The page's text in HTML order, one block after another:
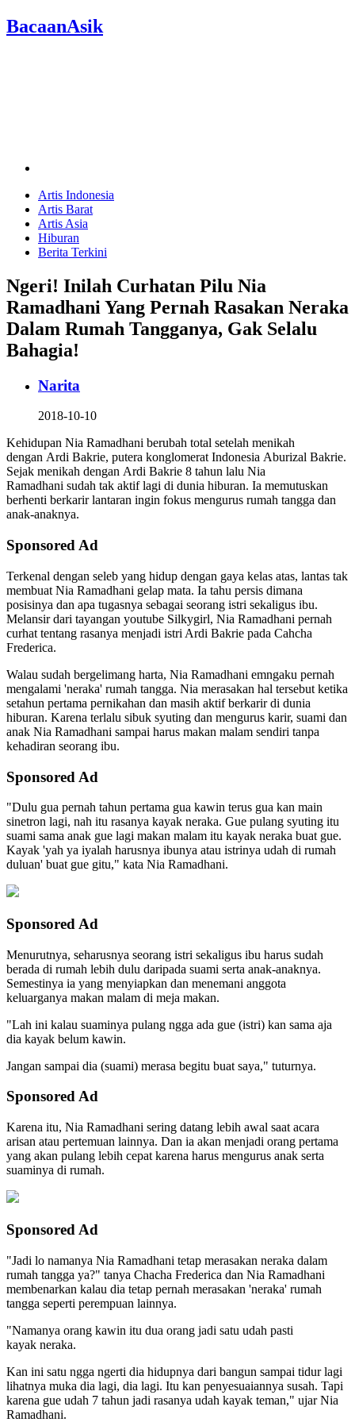
BacaanAsik
Artis Indonesia
Artis Barat
Artis Asia
Hiburan
Berita Terkini
Ngeri! Inilah Curhatan Pilu Nia
Ramadhani Yang Pernah Rasakan Neraka
Dalam Rumah Tangganya, Gak Selalu
Bahagia!
Narita
2018-10-10
Kehidupan Nia Ramadhani berubah total setelah menikah
dengan Ardi Bakrie, putera konglomerat Indonesia Aburizal Bakrie.
Sejak menikah dengan Ardi Bakrie 8 tahun lalu Nia
Ramadhani sudah tak aktif lagi di dunia hiburan. Ia memutuskan
berhenti berkarir lantaran ingin fokus mengurus rumah tangga dan
anak-anaknya.
Sponsored Ad
Terkenal dengan seleb yang hidup dengan gaya kelas atas, lantas tak
membuat Nia Ramadhani gelap mata. Ia tahu persis dimana
posisinya dan apa tugasnya sebagai seorang istri sekaligus ibu.
Melansir dari tayangan youtube Silkygirl, Nia Ramadhani pernah
curhat tentang rasanya menjadi istri Ardi Bakrie pada Cahcha
Frederica.
Walau sudah bergelimang harta, Nia Ramadhani emngaku pernah
mengalami 'neraka' rumah tangga. Nia merasakan hal tersebut ketika
setahun pertama pernikahan dan masih aktif berkarir di dunia
hiburan. Karena terlalu sibuk syuting dan mengurus karir, suami dan
anak Nia Ramadhani sampai harus makan malam sendiri tanpa
kehadiran seorang ibu.
Sponsored Ad
"Dulu gua pernah tahun pertama gua kawin terus gua kan main
sinetron lagi, nah itu rasanya kayak neraka. Gue pulang syuting itu
suami sama anak gue lagi makan malam itu kayak neraka buat gue.
Kayak 'yah ya iyalah harusnya ibunya atau istrinya udah di rumah
duluan' buat gue gitu," kata Nia Ramadhani.
Sponsored Ad
Menurutnya, seharusnya seorang istri sekaligus ibu harus sudah
berada di rumah lebih dulu daripada suami serta anak-anaknya.
Semestinya ia yang menyiapkan dan menemani anggota
keluarganya makan malam di meja makan.
"Lah ini kalau suaminya pulang ngga ada gue (istri) kan sama aja
dia kayak belum kawin.
Jangan sampai dia (suami) merasa begitu buat saya," tuturnya.
Sponsored Ad
Karena itu, Nia Ramadhani sering datang lebih awal saat acara
arisan atau pertemuan lainnya. Dan ia akan menjadi orang pertama
yang akan pulang lebih cepat karena harus mengurus anak serta
suaminya di rumah.
Sponsored Ad
"Jadi lo namanya Nia Ramadhani tetap merasakan neraka dalam
rumah tangga ya?" tanya Chacha Frederica dan Nia Ramadhani
membenarkan kalau dia tetap pernah merasakan 'neraka' rumah
tangga seperti perempuan lainnya.
"Namanya orang kawin itu dua orang jadi satu udah pasti
kayak neraka.
Kan ini satu ngga ngerti dia hidupnya dari bangun sampai tidur lagi
lihatnya muka dia lagi, dia lagi. Itu kan penyesuaiannya susah. Tapi
karena gue udah 7 tahun jadi rasanya udah kayak teman," ujar Nia
Ramadhani.